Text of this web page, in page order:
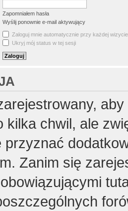
Zapomniałem hasła
Wyślij ponownie e-mail aktywujący
Zaloguj mnie automatycznie przy każdej wizycie
Ukryj mój status w tej sesji
kilka chwil, ale
przyznać
Zanim się